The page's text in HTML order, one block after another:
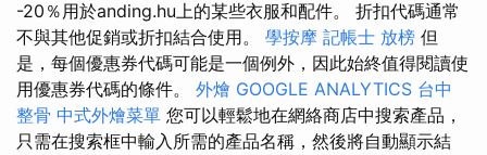
-20％用於anding.hu上的某些衣服和配件。 折扣代碼通常
不與其他促銷或折扣結合使用。 學按摩 記帳士 放榜 但
是，每個優惠券代碼可能是一個例外，因此始終值得閱讀使
用優惠券代碼的條件。 外燴 GOOGLE ANALYTICS 台中
整骨 中式外燴菜單 您可以輕鬆地在網絡商店中搜索產品，
只需在搜索框中輸入所需的產品名稱，然後將自動顯示結